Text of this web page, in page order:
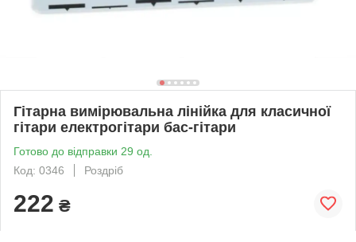
Гітарна вимірювальна лінійка для класичної
гітари електрогітари бас-гітари
Готово до відправки 29 од.
Код: 0346
Роздріб
222 ₴